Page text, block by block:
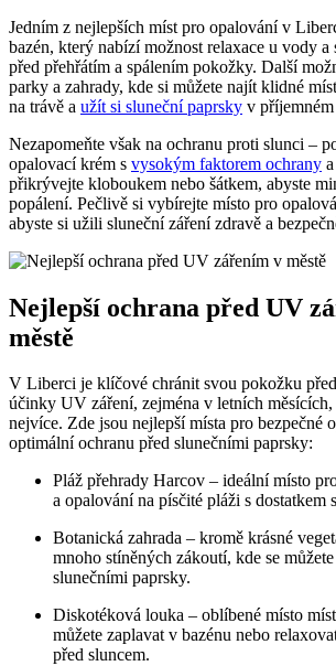
Jedním z nejlepších míst pro opalování v
bazén, který nabízí možnost relaxace u vody a
před přehřátím a spálením pokožky. Další
parky a zahrady, kde si můžete najít klidné
na trávě a užít si sluneční paprsky v
Nezapomeňte však na ochranu proti slunci –
opalovací krém s vysokým faktorem ochrany
přikrývejte kloboukem nebo šátkem, abyste
popálení. Pečlivě si vybírejte místo pro
abyste si užili sluneční záření zdravě a
Nejlepší ochrana před UV
městě
V Liberci je klíčové chránit svou pokožku
účinky UV záření, zejména v letních
nejvíce. Zde jsou nejlepší místa pro bezpečné
optimální ochranu před slunečními paprsky:
Pláž přehrady Harcov – ideální místo
a opalování na písčité pláži s dostatkem
Botanická zahrada – kromě krásné
mnoho stíněných zákoutí, kde se
slunečními paprsky.
Diskotéková louka – oblíbené místo
můžete zaplavat v bazénu nebo
před sluncem.